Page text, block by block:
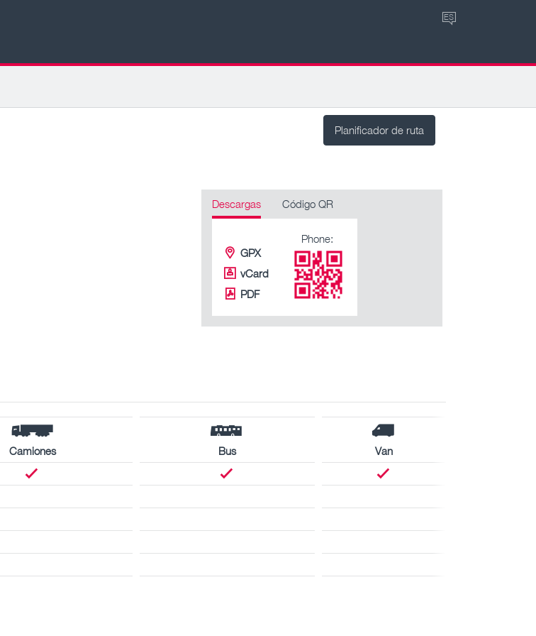
ES
Planificador de ruta
Descargas Código QR
GPX
vCard
PDF
Phone:
Camiones Bus
Van